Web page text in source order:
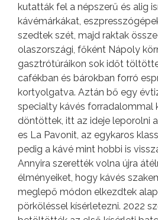
kutatták fel a népszerű és alig
kávémárkákat,
szedtek szét, majd raktak össze
olaszországi, főként Nápoly
gasztrótúráikon sok időt
cafékban és bárokban forró
kortyolgatva. Aztán bő egy
specialty kávés forradalommal
döntöttek, itt az ideje leporolni
es La Pavonit, az egykaros
pedig a kávé mint hobbi is
Annyira szerették volna újra
élményeiket, hogy kávés
meglepő módon elkezdtek
pörköléssel kísérletezni. 2022